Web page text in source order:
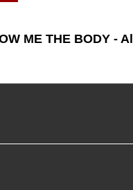
ME THE BODY -